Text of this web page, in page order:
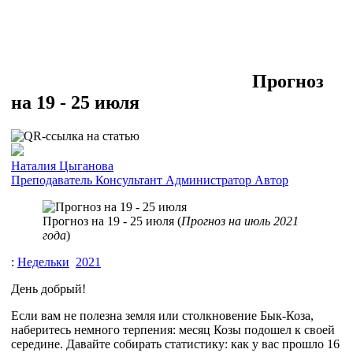
Прогноз
на 19 - 25 июля
Наталия Цыганова
Преподаватель Консультант Администратор Автор
Прогноз на 19 - 25 июля (Прогноз на июль 2021
года)
: Недельки 2021
День добрый!
Если вам не полезна земля или столкновение Бык-Коза,
наберитесь немного терпения: месяц Козы подошел к своей
середине. Давайте собирать статистику: как у вас прошло 16